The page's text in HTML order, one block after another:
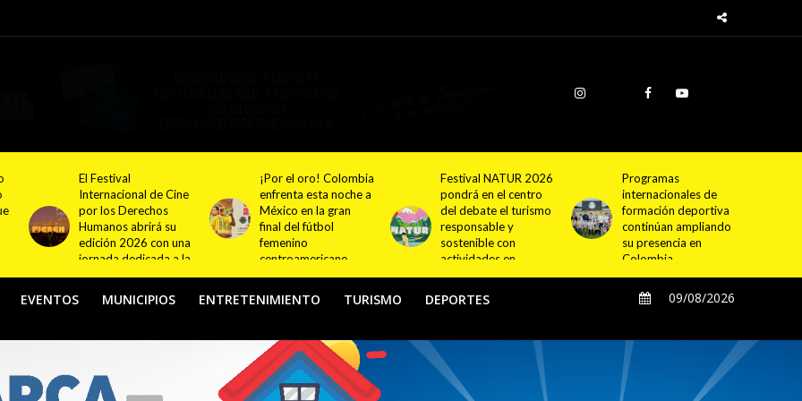
¡Por el oro! Colombia
enfrenta esta noche a
México en la gran
final del fútbol
femenino
centroamericano
Festival NATUR 2026
pondrá en el centro
del debate el turismo
responsable y
sostenible con
actividades en
Bogotá y Guasca
Programas
internacionales de
formación deportiva
continúan ampliando
su presencia en
Colombia
Cundinamarca
proyecta la
construcción de
4.000 nuevas
viviendas en 12
municipios
EVENTOS MUNICIPIOS ENTRETENIMIENTO TURISMO DEPORTES 09/08/2026